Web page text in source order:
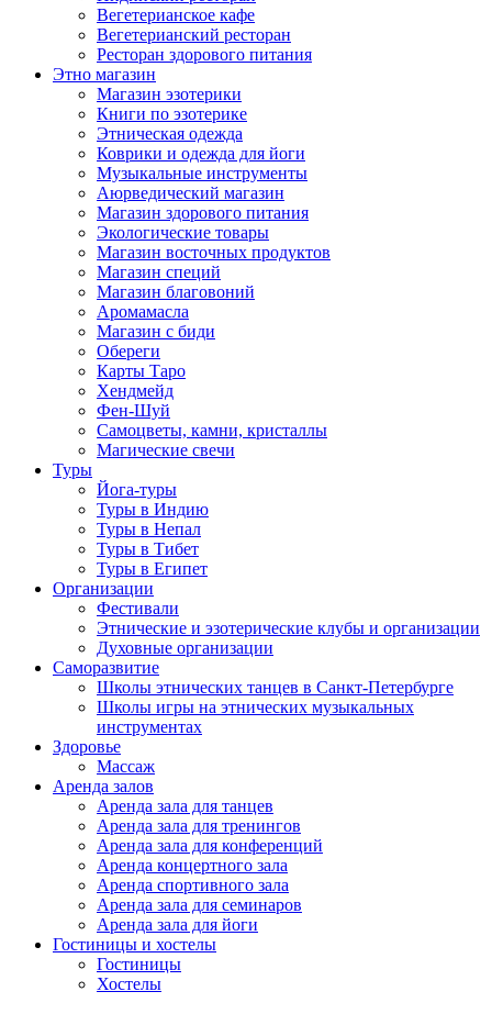
Вегетерианское кафе
Вегетерианский ресторан
Ресторан здорового питания
Этно магазин
Магазин эзотерики
Книги по эзотерике
Этническая одежда
Коврики и одежда для йоги
Музыкальные инструменты
Аюрведический магазин
Магазин здорового питания
Экологические товары
Магазин восточных продуктов
Магазин специй
Магазин благовоний
Аромамасла
Магазин с биди
Обереги
Карты Таро
Хендмейд
Фен-Шуй
Самоцветы, камни, кристаллы
Магические свечи
Туры
Йога-туры
Туры в Индию
Туры в Непал
Туры в Тибет
Туры в Египет
Организации
Фестивали
Этнические и эзотерические клубы и организации
Духовные организации
Саморазвитие
Школы этнических танцев в Санкт-Петербурге
Школы игры на этнических музыкальных
инструментах
Здоровье
Массаж
Аренда залов
Аренда зала для танцев
Аренда зала для тренингов
Аренда зала для конференций
Аренда концертного зала
Аренда спортивного зала
Аренда зала для семинаров
Аренда зала для йоги
Гостиницы и хостелы
Гостиницы
Хостелы